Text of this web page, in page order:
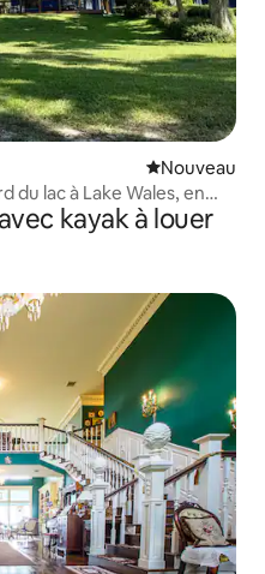
Nouvel
Nouveau
du lac à Lake Wales, en
kayak à louer
les plus aimés